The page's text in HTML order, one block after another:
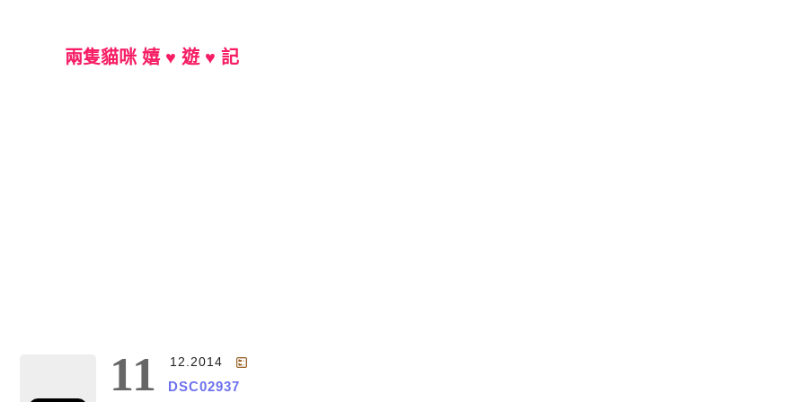
兩隻貓咪 嬉 ♥ 遊 ♥ 記
11 12.2014
DSC02937